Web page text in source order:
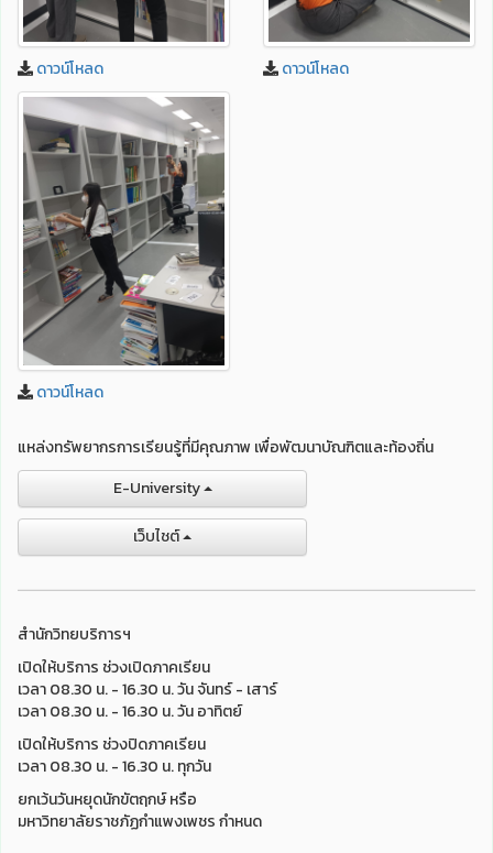
ดาวน์โหลด ดาวน์โหลด
ดาวน์โหลด
แหล่งทรัพยากรการเรียนรู้ที่มีคุณภาพ เพื่อพัฒนาบัณฑิตและท้องถิ่น
E-University
เว็บไชต์
สำนักวิทยบริการฯ
เปิดให้บริการ ช่วงเปิดภาคเรียน
เวลา 08.30 น. - 16.30 น. วัน จันทร์ - เสาร์
เวลา 08.30 น. - 16.30 น. วัน อาทิตย์
เปิดให้บริการ ช่วงปิดภาคเรียน
เวลา 08.30 น. - 16.30 น. ทุกวัน
ยกเว้นวันหยุดนักขัตฤกษ์ หรือ
มหาวิทยาลัยราชภัฏกำแพงเพชร กำหนด